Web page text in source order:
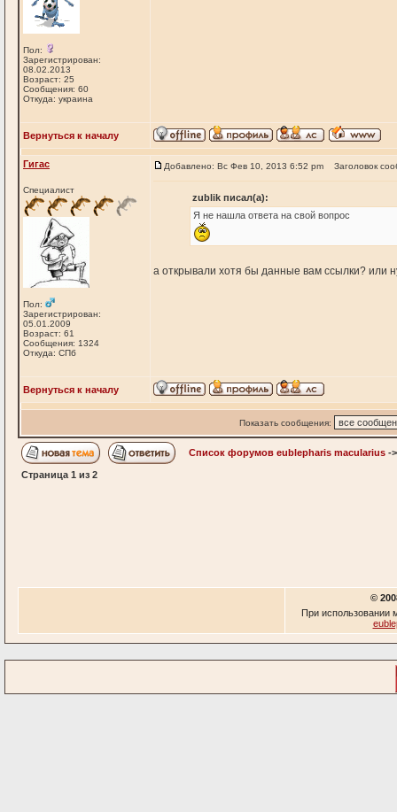
Пол:
Зарегистрирован:
08.02.2013
Возраст: 25
Сообщения: 60
Откуда: украина
Вернуться к началу
Гигас
Специалист
Пол:
Зарегистрирован:
05.01.2009
Возраст: 61
Сообщения: 1324
Откуда: СПб
Добавлено: Вс Фев 10, 2013 6:52 pm Заголовок
zublik писал(а):
Я не нашла ответа на свой вопрос
а открывали хотя бы данные вам ссылки? или
Вернуться к началу
Показать сообщения:
Список форумов eublepharis macularius -
Страница 1 из 2
©
При использовании